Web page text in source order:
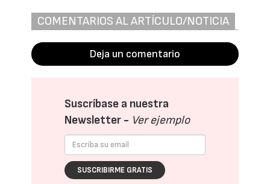
COMENTARIOS AL ARTÍCULO/NOTICIA
Deja un comentario
Suscríbase a nuestra
Newsletter - Ver ejemplo
SUSCRIBIRME GRATIS